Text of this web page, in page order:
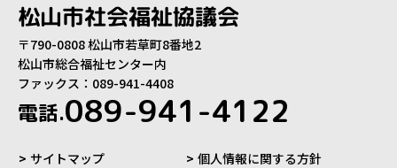
松山市社会福祉協議会
〒790-0808 松山市若草町8番地2
松山市総合福祉センター内
ファックス：089-941-4408
電話.089-941-4122
サイトマップ 個人情報に関する方針